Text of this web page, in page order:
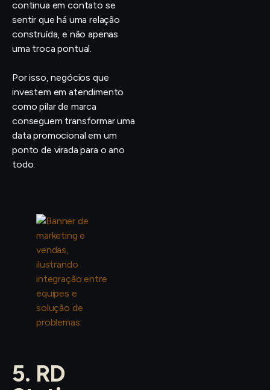
continua em contato se
sentir que há uma relação
construída, e não apenas
uma troca pontual.
Por isso, negócios que
investem em atendimento
como pilar de marca
conseguem transformar uma
data promocional em um
ponto de virada para o ano
todo.
5. RD